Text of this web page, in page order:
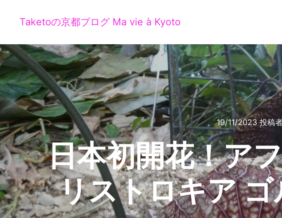
Taketoの京都ブログ Ma vie à Kyoto
19/11/2023投稿
日本初開花！ア
リストロキア